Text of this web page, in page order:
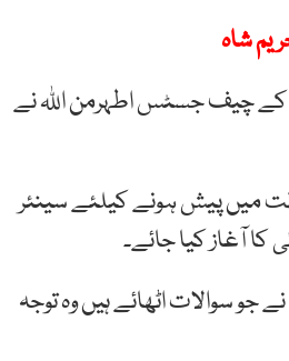
شاہ
کے چیف جسٹس اطہرمن اللہ نے
میں پیش ہونے کیلئے سینئر
کا آغاز کیا جائے۔
جو سوالات اٹھائے ہیں وہ توجہ